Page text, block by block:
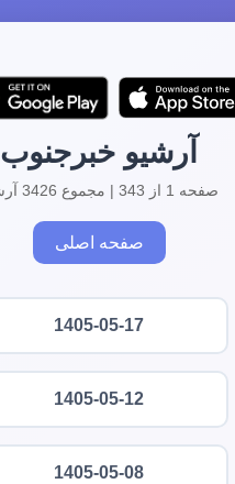
آرشیو خبرجنوب
صفحه 1 از 343 | مجموع 3426 آرشیو
صفحه اصلی
1405-05-17
1405-05-12
1405-05-08